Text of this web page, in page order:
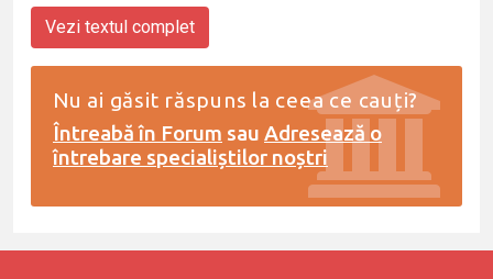
Vezi textul complet
Nu ai găsit răspuns la ceea ce cauți?
Întreabă în Forum sau Adresează o
întrebare specialiștilor noștri